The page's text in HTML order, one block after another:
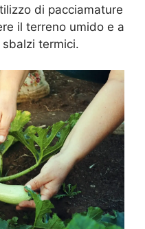
di pacciamature
il terreno umido e a
termici.